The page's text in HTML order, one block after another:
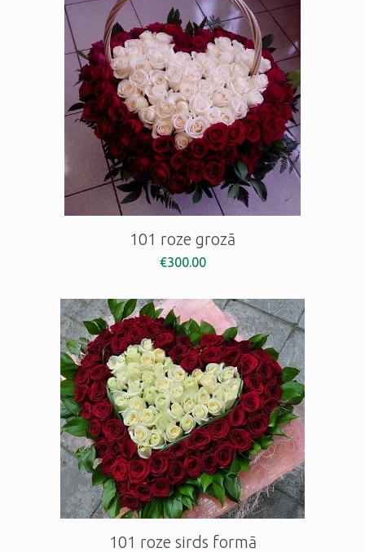
101 roze grozā
€300.00
101 roze sirds formā